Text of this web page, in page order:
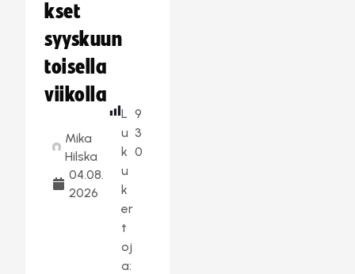
kset
syyskuun
toisella
viikolla
Mika
Hilska
04.08.
2026
L
u
k
u
k
er
t
oj
a:
9
3
0